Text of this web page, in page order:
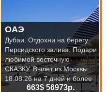
663$ 56973р.
ОАЭ
Дубаи. Отдохни на берегу
Персидского залива. Подари
любимой восточную
СКАЗКУ.Вылет из Москвы
18.08.26 на 7 дней и более